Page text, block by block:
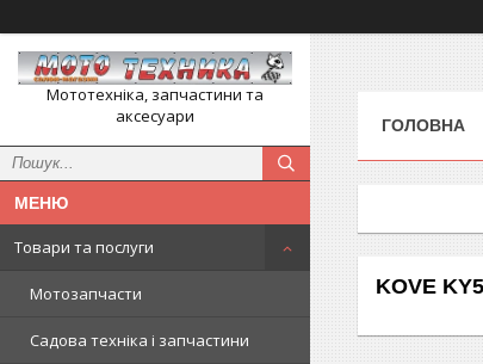
Мототехніка, запчастини та
аксесуари
Товари та послуги
Мотозапчасти
Садова техніка і запчастини
ГОЛОВНА
KOVE